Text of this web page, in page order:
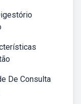
De Consulta